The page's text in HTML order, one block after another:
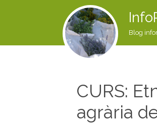
Blog
CURS:
agrària